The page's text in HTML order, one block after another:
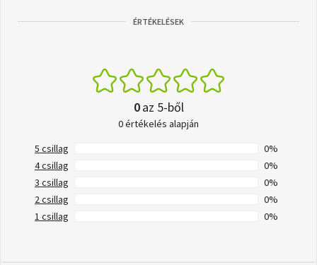
ÉRTÉKELÉSEK
0az 5-ből
0 értékelés alapján
5 csillag
0%
4 csillag
0%
3 csillag
0%
2 csillag
0%
1 csillag
0%